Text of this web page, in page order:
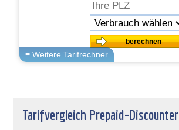
Tarifvergleich Prepaid-Discounter